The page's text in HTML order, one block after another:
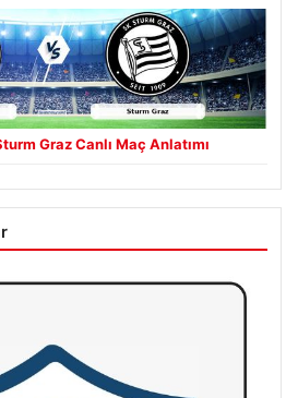
Graz Canlı Maç Anlatımı